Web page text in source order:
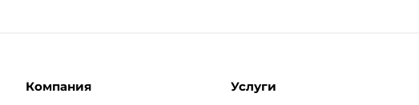
Компания Услуги